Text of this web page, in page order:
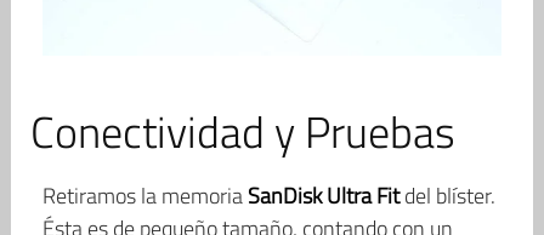
Conectividad y Pruebas
Retiramos la memoriaSanDisk Ultra Fitdel blíster.